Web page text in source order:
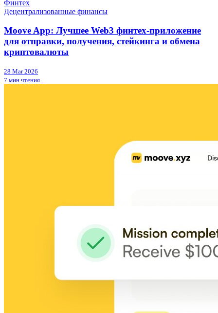
Финтех
Децентрализованные финансы
Moove App: Лучшее Web3 финтех-приложение
для отправки, получения, стейкинга и обмена
криптовалюты
28 Mar 2026
7 мин чтения